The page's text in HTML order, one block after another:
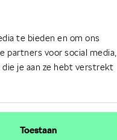
te bieden en om ons
partners voor social media,
je aan ze hebt verstrekt
Toestaan